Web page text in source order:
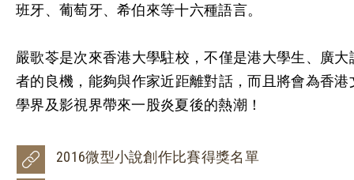
班牙、葡萄牙、希伯來等十六種語言。
嚴歌苓是次來香港大學駐校，不僅是港大學生、廣大
者的良機，能夠與作家近距離對話，而且將會為香港
學界及影視界帶來一股炎夏後的熱潮！
2016微型小說創作比賽得獎名單